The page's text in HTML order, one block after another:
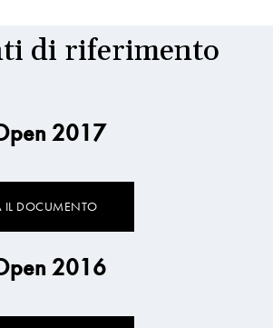
di riferimento
2017
IL DOCUMENTO
2016